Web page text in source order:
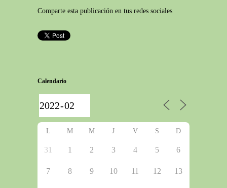
Comparte esta publicación en tus redes sociales
Calendario
L M M J V S D
31 1 2 3 4 5 6
7 8 9 10 11 12 13